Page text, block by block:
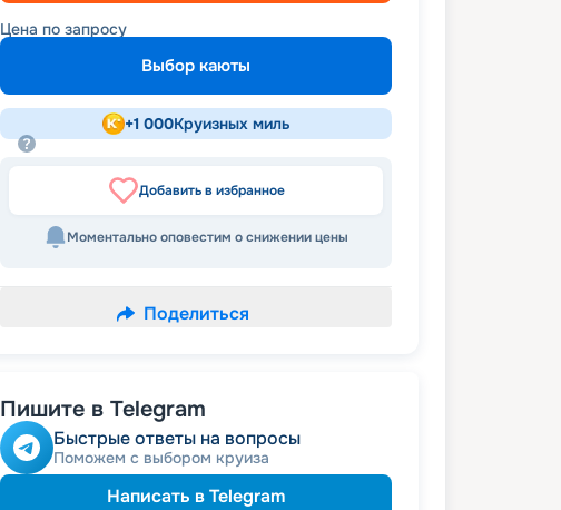
Цена по запросу
Выбор каюты
+1 000Круизных миль
Добавить в избранное
Моментально оповестим о снижении цены
Поделиться
Пишите в Telegram
Быстрые ответы на вопросы
Поможем с выбором круиза
Написать в Telegram